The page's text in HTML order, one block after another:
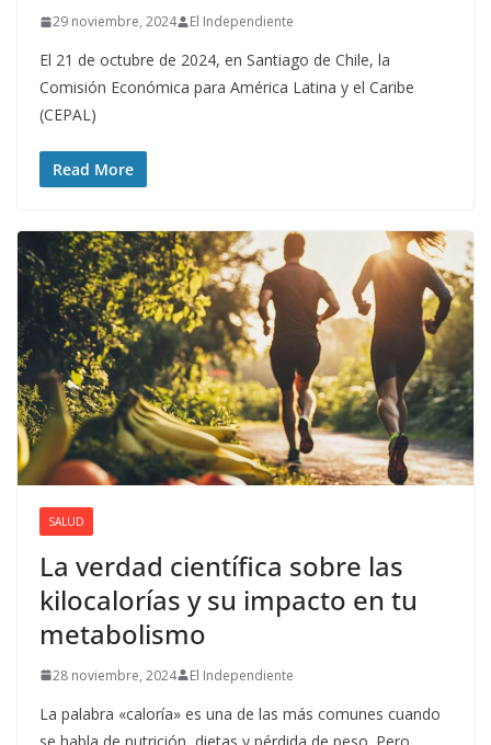
29 noviembre, 2024 El Independiente
El 21 de octubre de 2024, en Santiago de Chile, la
Comisión Económica para América Latina y el Caribe
(CEPAL)
Read More
SALUD
La verdad científica sobre las
kilocalorías y su impacto en tu
metabolismo
28 noviembre, 2024 El Independiente
La palabra «caloría» es una de las más comunes cuando
se habla de nutrición, dietas y pérdida de peso. Pero,